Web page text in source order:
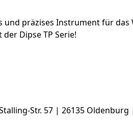
und präzises Instrument für
Dipse TP Serie!
Str. 57 | 26135